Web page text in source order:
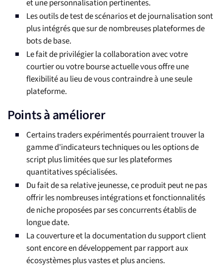
et une personnalisation pertinentes.
Les outils de test de scénarios et de journalisation sont
plus intégrés que sur de nombreuses plateformes de
bots de base.
Le fait de privilégier la collaboration avec votre
courtier ou votre bourse actuelle vous offre une
flexibilité au lieu de vous contraindre à une seule
plateforme.
Points à améliorer
Certains traders expérimentés pourraient trouver la
gamme d'indicateurs techniques ou les options de
script plus limitées que sur les plateformes
quantitatives spécialisées.
Du fait de sa relative jeunesse, ce produit peut ne pas
offrir les nombreuses intégrations et fonctionnalités
de niche proposées par ses concurrents établis de
longue date.
La couverture et la documentation du support client
sont encore en développement par rapport aux
écosystèmes plus vastes et plus anciens.